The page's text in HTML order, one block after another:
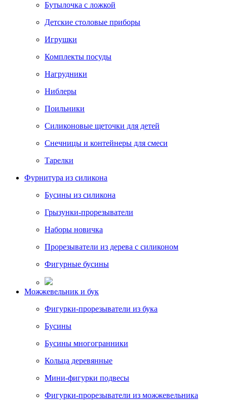
Бутылочка с ложкой
Детские столовые приборы
Игрушки
Комплекты посуды
Нагрудники
Ниблеры
Поильники
Силиконовые щеточки для детей
Снечницы и контейнеры для смеси
Тарелки
Фурнитура из силикона
Бусины из силикона
Грызунки-прорезыватели
Наборы новичка
Прорезыватели из дерева с силиконом
Фигурные бусины
Можжевельник и бук
Фигурки-прорезыватели из бука
Бусины
Бусины многогранники
Кольца деревянные
Мини-фигурки подвесы
Фигурки-прорезыватели из можжевельника